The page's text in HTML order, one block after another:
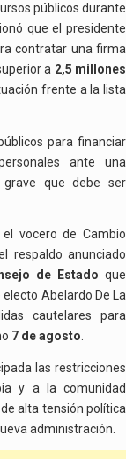
públicos durante
que el presidente
contratar una firma
a 2,5 millones
frente a la lista
para financiar
ante una
grave que debe ser
vocero de Cambio
respaldo anunciado
de Estado que
Abelardo De La
cautelares para
7 de agosto
las restricciones
y a la comunidad
alta tensión política
administración.